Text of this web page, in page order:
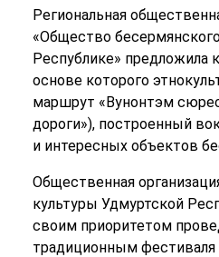
Региональная
«Общество
Республике» предложила
основе которого
маршрут «Вунонтэм
дороги»), построенный
и интересных объектов
Общественная
культуры Удмуртской
своим приоритетом
традиционным фестиваля